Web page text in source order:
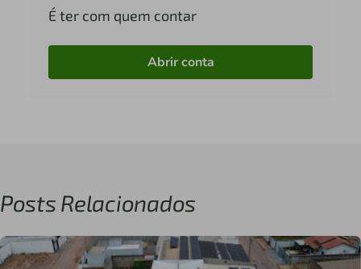
É ter com quem contar
Abrir conta
Posts Relacionados